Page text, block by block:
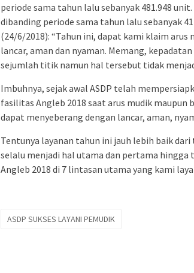
periode sama tahun lalu sebanyak 481.948
dibanding periode sama tahun lalu sebanyak
(24/6/2018): “Tahun ini, dapat kami klaim
lancar, aman dan nyaman. Memang,
sejumlah titik namun hal tersebut tidak
Imbuhnya, sejak awal ASDP telah
fasilitas Angleb 2018 saat arus mudik maupun
dapat menyeberang dengan lancar, aman,
Tentunya layanan tahun ini jauh lebih baik
selalu menjadi hal utama dan pertama hingga
Angleb 2018 di 7 lintasan utama yang kami
ASDP SUKSES LAYANI PEMUDIK